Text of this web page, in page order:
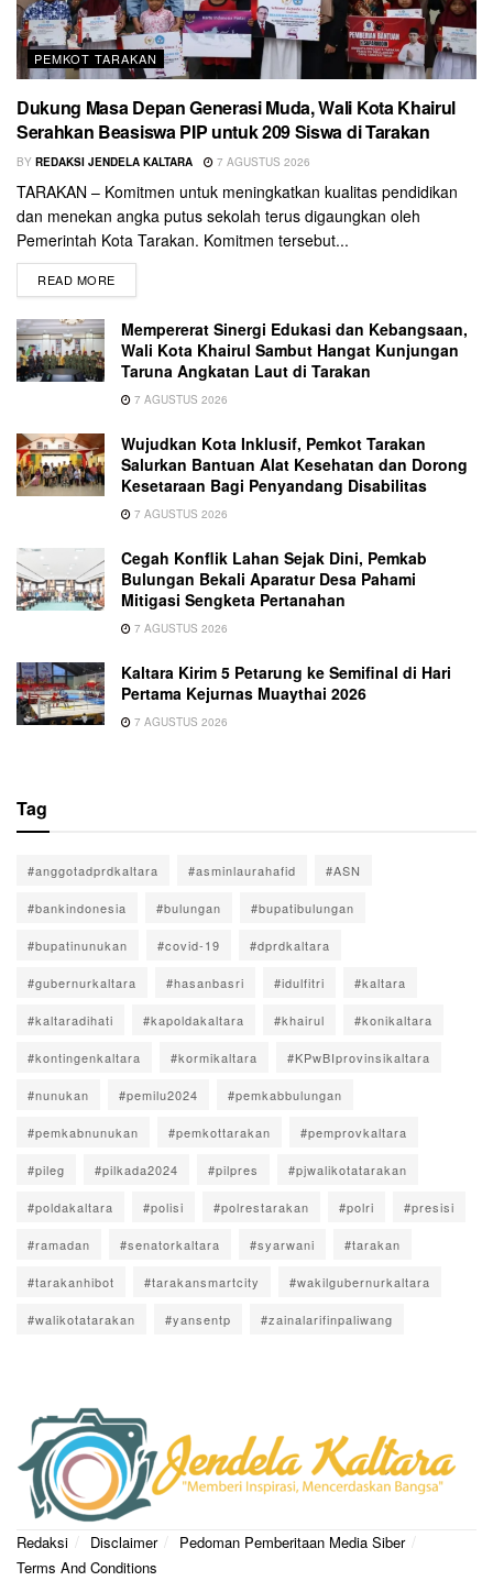
PEMKOT TARAKAN
Dukung Masa Depan Generasi Muda, Wali Kota Khairul
Serahkan Beasiswa PIP untuk 209 Siswa di Tarakan
BY REDAKSI JENDELA KALTARA 7 AGUSTUS 2026
TARAKAN – Komitmen untuk meningkatkan kualitas pendidikan
dan menekan angka putus sekolah terus digaungkan oleh
Pemerintah Kota Tarakan. Komitmen tersebut...
READ MORE
Mempererat Sinergi Edukasi dan Kebangsaan,
Wali Kota Khairul Sambut Hangat Kunjungan
Taruna Angkatan Laut di Tarakan
7 AGUSTUS 2026
Wujudkan Kota Inklusif, Pemkot Tarakan
Salurkan Bantuan Alat Kesehatan dan Dorong
Kesetaraan Bagi Penyandang Disabilitas
7 AGUSTUS 2026
Cegah Konflik Lahan Sejak Dini, Pemkab
Bulungan Bekali Aparatur Desa Pahami
Mitigasi Sengketa Pertanahan
7 AGUSTUS 2026
Kaltara Kirim 5 Petarung ke Semifinal di Hari
Pertama Kejurnas Muaythai 2026
7 AGUSTUS 2026
Tag
#anggotadprdkaltara #asminlaurahafid #ASN
#bankindonesia #bulungan #bupatibulungan
#bupatinunukan #covid-19 #dprdkaltara
#gubernurkaltara #hasanbasri #idulfitri #kaltara
#kaltaradihati #kapoldakaltara #khairul #konikaltara
#kontingenkaltara #kormikaltara #KPwBIprovinsikaltara
#nunukan #pemilu2024 #pemkabbulungan
#pemkabnunukan #pemkottarakan #pemprovkaltara
#pileg #pilkada2024 #pilpres #pjwalikotatarakan
#poldakaltara #polisi #polrestarakan #polri #presisi
#ramadan #senatorkaltara #syarwani #tarakan
#tarakanhibot #tarakansmartcity #wakilgubernurkaltara
#walikotatarakan #yansentp #zainalarifinpaliwang
Redaksi Disclaimer
Pedoman Pemberitaan Media Siber
Terms And Conditions